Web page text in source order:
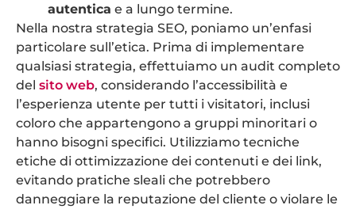
autentica e a lungo termine.
Nella nostra strategia SEO, poniamo un’enfasi
particolare sull’etica. Prima di implementare
qualsiasi strategia, effettuiamo un audit completo
del sito web, considerando l’accessibilità e
l’esperienza utente per tutti i visitatori, inclusi
coloro che appartengono a gruppi minoritari o
hanno bisogni specifici. Utilizziamo tecniche
etiche di ottimizzazione dei contenuti e dei link,
evitando pratiche sleali che potrebbero
danneggiare la reputazione del cliente o violare le